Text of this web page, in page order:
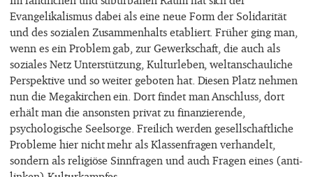
Evangelikalismus dabei als eine neue Form der Solidarität
und des sozialen Zusammenhalts etabliert. Früher ging man,
wenn es ein Problem gab, zur Gewerkschaft, die auch als
soziales Netz Unterstützung, Kulturleben, weltanschauliche
Perspektive und so weiter geboten hat. Diesen Platz nehmen
nun die Megakirchen ein. Dort findet man Anschluss, dort
erhält man die ansonsten privat zu finanzierende,
psychologische Seelsorge. Freilich werden gesellschaftliche
Probleme hier nicht mehr als Klassenfragen verhandelt,
sondern als religiöse Sinnfragen und auch Fragen eines (anti-